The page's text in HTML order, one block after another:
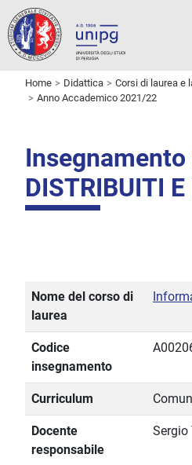
Home Didattica Corsi di laurea e
Anno Accademico 2021/22
Insegnamento
DISTRIBUITI
Nome del corso di
laurea
Codice
insegnamento
Curriculum
Docente
responsabile
Sergio